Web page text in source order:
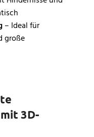
– Ideal für
große
3D-